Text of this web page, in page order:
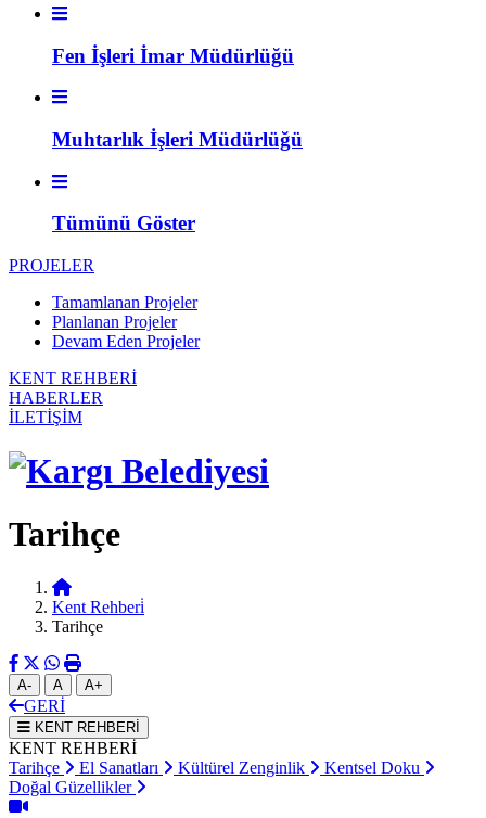
Fen İşleri İmar Müdürlüğü
Muhtarlık İşleri Müdürlüğü
Tümünü Göster
PROJELER
Tamamlanan Projeler
Planlanan Projeler
Devam Eden Projeler
KENT REHBERİ
HABERLER
İLETİŞİM
Tarihçe
Kent Rehberi̇
Tarihçe
A- A A+
GERİ
KENT REHBERİ
KENT REHBERİ
Tarihçe
El Sanatları Kültürel Zenginlik
Kentsel Doku
Doğal Güzellikler